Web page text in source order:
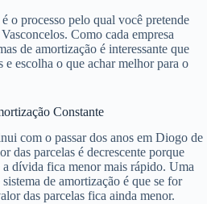
o processo pelo qual você pretende
Como cada empresa
de amortização é interessante que
escolha o que achar melhor para o
Constante
com o passar dos anos em Diogo de
das parcelas é decrescente porque
dívida fica menor mais rápido. Uma
de amortização é que se for
das parcelas fica ainda menor.